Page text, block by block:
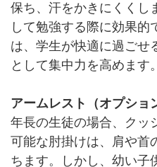
保ち、汗をかきにくくし
して勉強する際に効果的
は、学生が快適に過ごせ
として集中力を高めます。
アームレスト（オプショ
年長の生徒の場合、クッ
可能な肘掛けは、肩や首
ちます。しかし、幼い子